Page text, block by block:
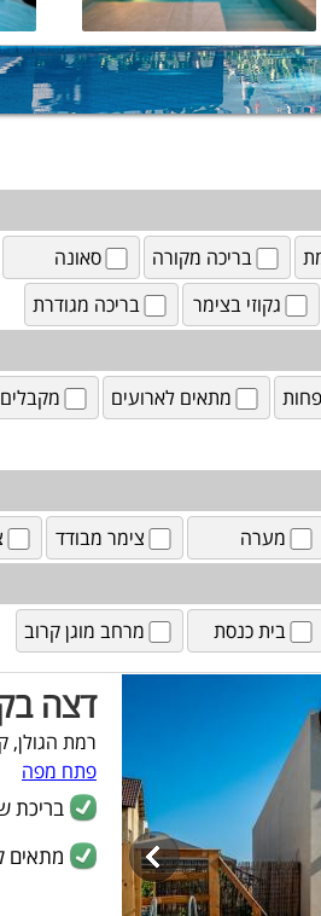
בריכה מקורה סאונה
גקוזי בצימר
בריכה מגודרת
מתאים לארועים
מערה צימר מבודד
בית כנסת מרחב מוגן קרוב
דצה
רמת הגולן,
פתח מפה
בריכת
מתאים